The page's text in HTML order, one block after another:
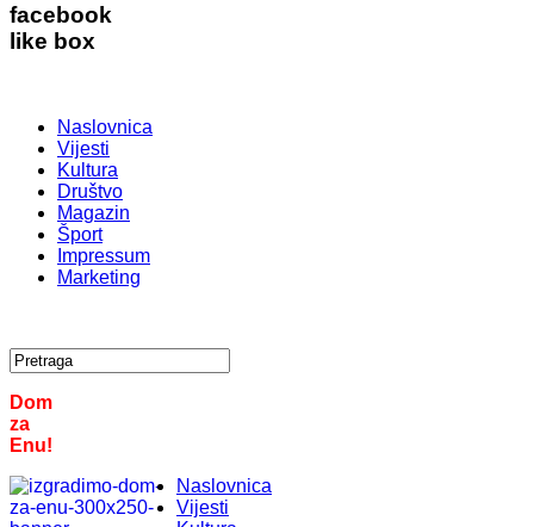
facebook
like box
Naslovnica
Vijesti
Kultura
Društvo
Magazin
Šport
Impressum
Marketing
Dom
za
Enu!
Naslovnica
Vijesti